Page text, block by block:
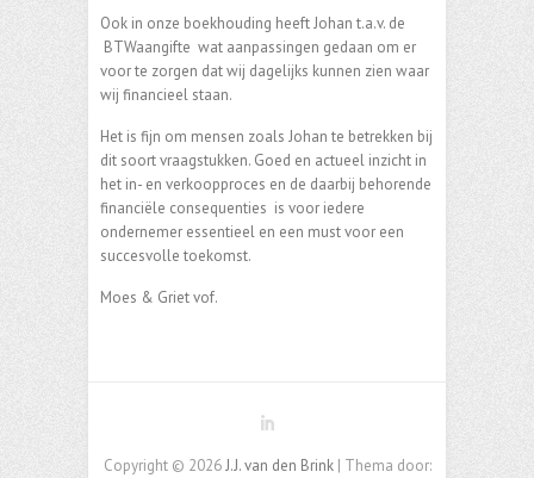
Ook in onze boekhouding heeft Johan t.a.v. de
BTWaangifte wat aanpassingen gedaan om er
voor te zorgen dat wij dagelijks kunnen zien waar
wij financieel staan.
Het is fijn om mensen zoals Johan te betrekken bij
dit soort vraagstukken. Goed en actueel inzicht in
het in- en verkoopproces en de daarbij behorende
financiële consequenties is voor iedere
ondernemer essentieel en een must voor een
succesvolle toekomst.
Moes & Griet vof.
Copyright © 2026J.J. van den Brink| Thema door: